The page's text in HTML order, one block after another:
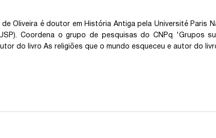
de Oliveira é doutor em História Antiga pela Université Paris
Coordena o grupo de pesquisas do CNPq 'Grupos
do livro As religiões que o mundo esqueceu e autor do